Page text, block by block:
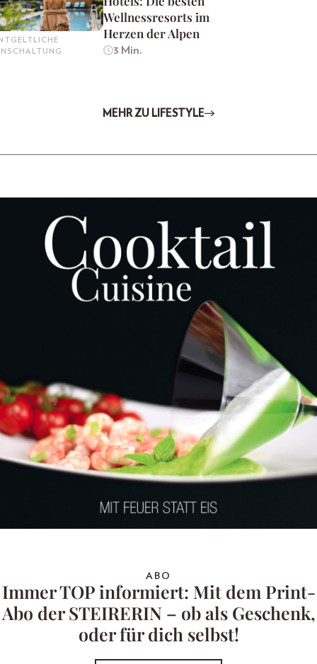
Wellnessresorts im
Herzen der Alpen
3 Min.
MEHR ZU LIFESTYLE
ABO
Immer TOP informiert: Mit dem Print-
Abo der STEIRERIN – ob als Geschenk,
oder für dich selbst!